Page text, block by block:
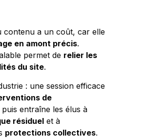
contenu a un coût, car elle
en amont précis.
permet de relier les
du site.
: une session efficace
de
puis entraîne les élus à
résiduel et à
protections collectives.